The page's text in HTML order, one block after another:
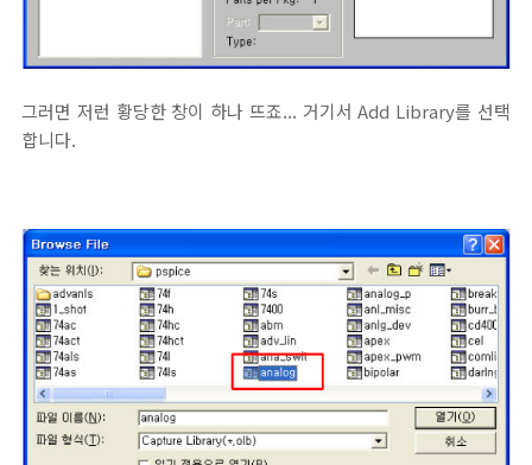
그러면 저런 황당한 창이 하나 뜨죠... 거기서 Add Library를 선택
합니다.